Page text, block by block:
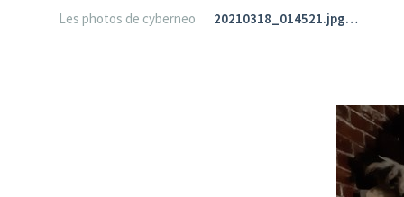
Les photos de cyberneo 20210318_014521.jpg…